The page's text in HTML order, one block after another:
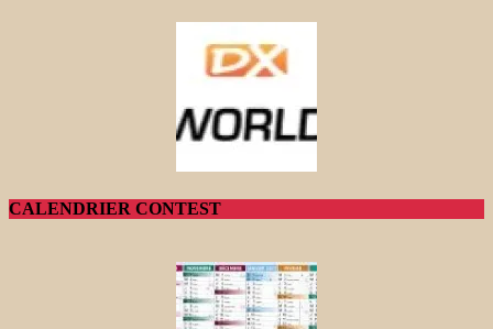
CALENDRIER CONTEST